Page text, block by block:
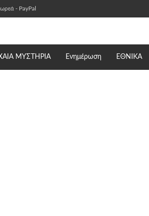
- PayPal
ΜΥΣΤΗΡΙΑ Ενημέρωση ΕΘΝΙΚΆ